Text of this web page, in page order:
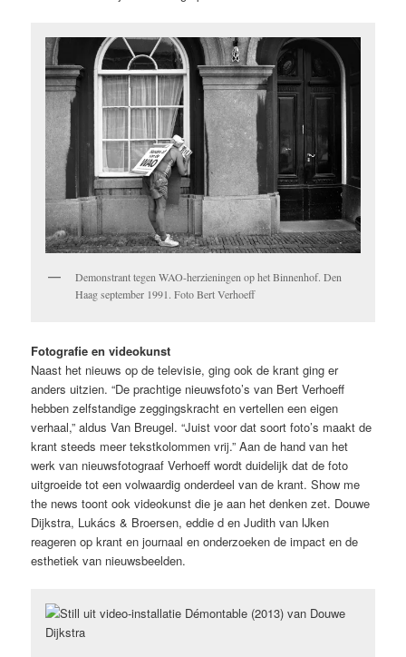
Demonstrant tegen WAO-herzieningen op het Binnenhof. Den
Haag september 1991. Foto Bert Verhoeff
Fotografie en videokunst
Naast het nieuws op de televisie, ging ook de krant ging er
anders uitzien. “De prachtige nieuwsfoto’s van Bert Verhoeff
hebben zelfstandige zeggingskracht en vertellen een eigen
verhaal,” aldus Van Breugel. “Juist voor dat soort foto’s maakt de
krant steeds meer tekstkolommen vrij.” Aan de hand van het
werk van nieuwsfotograaf Verhoeff wordt duidelijk dat de foto
uitgroeide tot een volwaardig onderdeel van de krant. Show me
the news toont ook videokunst die je aan het denken zet. Douwe
Dijkstra, Lukács & Broersen, eddie d en Judith van IJken
reageren op krant en journaal en onderzoeken de impact en de
esthetiek van nieuwsbeelden.